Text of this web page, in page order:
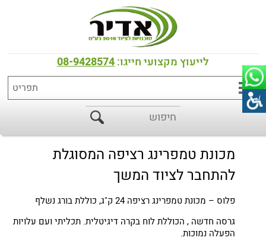
לייעוץ מקצועי חייגו:08-9428574
דף הבית>כל המוצרים>שוקולד
סלמי PLUS מכונת טמפרינג בעלת מיכל
של 24 קג
מכונת טמפרינג רציפה המסוגלת
להתחבר לציוד המשך
פלוס – מכונת טמפרינג רציפה 24 ק"ג, כוללת בורג נשלף
גרסה חדשה , הכוללת לוח בקרה דיגיטלית. תכליתי ועם עלויות
הפעלה נמוכות.